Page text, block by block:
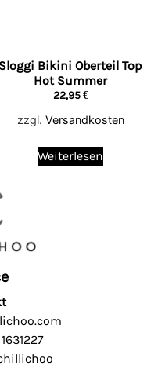
Sloggi Bikini Oberteil Top
Hot Summer
22,95€
zzgl. Versandkosten
Weiterlesen